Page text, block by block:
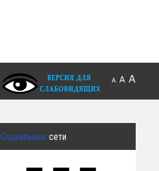
A A A
Социальные сети